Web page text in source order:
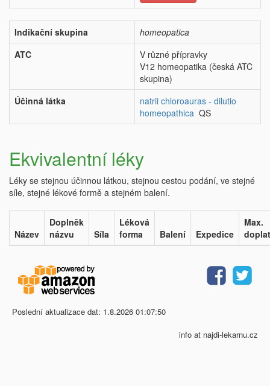
Indikační skupina
homeopatica
ATC
V různé přípravky
V12 homeopatika (česká ATC
skupina)
Účinná látka
natrii chloroauras - dilutio
homeopathica QS
Ekvivalentní léky
Léky se stejnou účinnou látkou, stejnou cestou podání, ve stejné
síle, stejné lékové formě a stejném balení.
Název
Doplněk
názvu
Síla
Léková
forma
Balení Expedice
Max.
Poslední aktualizace dat: 1.8.2026 01:07:50
info at najdi-lekarnu.cz